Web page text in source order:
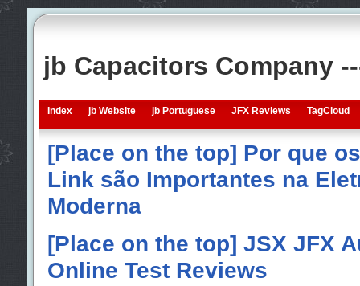
jb Capacitors Company
Index jb Website jb Portuguese JFX Reviews TagCloud
[Place on the top] Por que
Link são Importantes na
Moderna
[Place on the top] JSX JFX
Online Test Reviews